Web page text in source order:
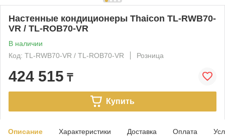
Настенные кондиционеры Thaicon TL-RWB70-
VR / TL-ROB70-VR
В наличии
Код: TL-RWB70-VR / TL-ROB70-VR
Розница
424 515 ₸
Купить
Описание Характеристики Доставка Оплата